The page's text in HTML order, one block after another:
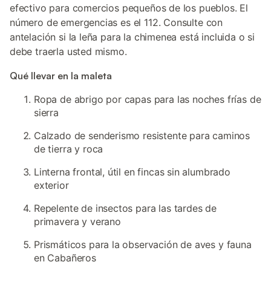
efectivo para comercios pequeños de los pueblos. El
número de emergencias es el 112. Consulte con
antelación si la leña para la chimenea está incluida o si
debe traerla usted mismo.
Qué llevar en la maleta
Ropa de abrigo por capas para las noches frías de
sierra
Calzado de senderismo resistente para caminos
de tierra y roca
Linterna frontal, útil en fincas sin alumbrado
exterior
Repelente de insectos para las tardes de
primavera y verano
Prismáticos para la observación de aves y fauna
en Cabañeros